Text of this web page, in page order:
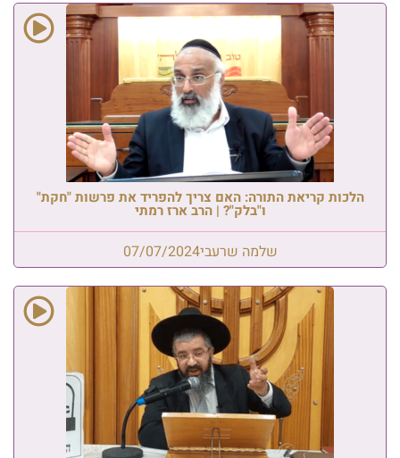
הלכות קריאת התורה: האם צריך להפריד את פרשות "חקת"
ו"בלק"? | הרב ארז רמתי
שלמה שרעבי07/07/2024